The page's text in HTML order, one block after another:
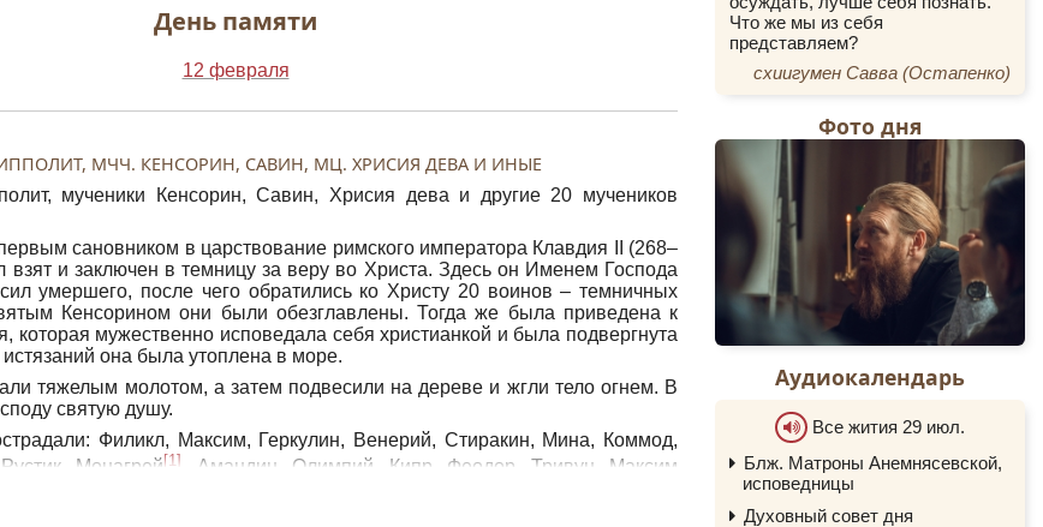
День памяти
12 февраля
МЧЧ. КЕНСОРИН, САВИН, МЦ. ХРИСИЯ ДЕВА И ИНЫЕ
мученики Кенсорин, Савин, Хрисия дева и другие 20 мучеников
сановником в царствование римского императора Клавдия II (268–
и заключен в темницу за веру во Христа. Здесь он Именем Господа
умершего, после чего обратились ко Христу 20 воинов – темничных
Кенсорином они были обезглавлены. Тогда же была приведена к
которая мужественно исповедала себя христианкой и была подвергнута
она была утоплена в море.
тяжелым молотом, а затем подвесили на дереве и жгли тело огнем. В
святую душу.
Филикл, Максим, Геркулин, Венерий, Стиракин, Мина, Коммод,
Монагрей[1]
, Амандин, Олимпий, Кипр, Феодор, Тривун, Максим
и Кирин епископ.
Что же мы из себя
представляем?
схиигумен Савва (Остапенко)
Фото дня
Аудиокалендарь
Все жития 29 июл.
Блж. Матроны Анемнясевской,
исповедницы
0:00
Духовный совет дня
0:00